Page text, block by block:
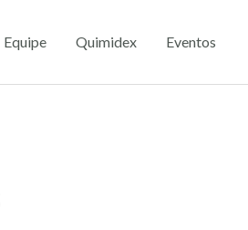
Equipe Quimidex Eventos